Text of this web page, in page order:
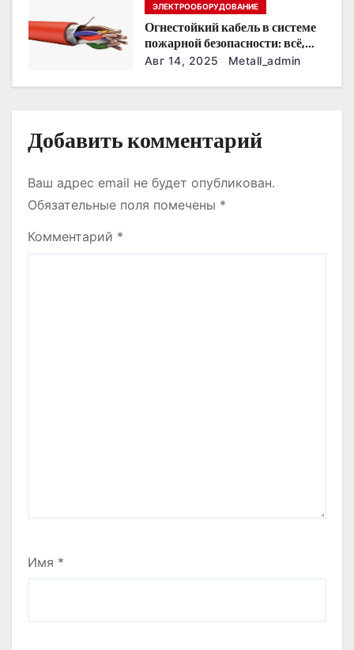
и
я
ЭЛЕКТРООБОРУДОВАНИЕ
Огнестойкий кабель в системе
пожарной безопасности: всё,
что нужно знать
Авг 14, 2025 Metall_admin
Добавить комментарий
Ваш адрес email не будет опубликован.
Обязательные поля помечены *
Комментарий *
Имя *